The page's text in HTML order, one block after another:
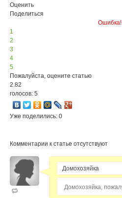
Оценить
Поделиться
Ошибка!
1
2
3
4
5
Пожалуйста, оцените статью
2.82
голосов: 5
Уже поделились: 0
Комментарии к статье отсутствуют